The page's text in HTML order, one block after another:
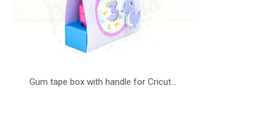
Gum tape box with handle for Cricut...